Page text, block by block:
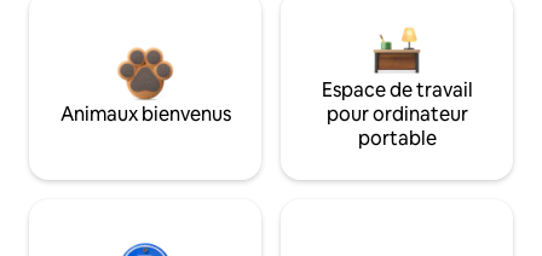
Animaux bienvenus
Espace de travail
pour ordinateur
portable